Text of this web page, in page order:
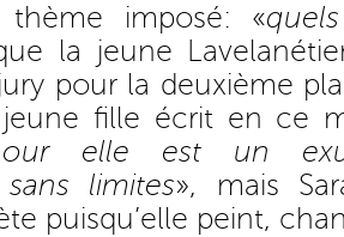
thème imposé: «
la jeune
pour la deuxième
jeune fille écrit en ce
elle est un
sans limites», mais
puisqu’elle peint,